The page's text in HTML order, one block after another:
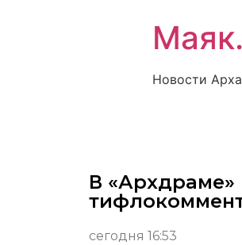
Новости
В
сегодня 16:53